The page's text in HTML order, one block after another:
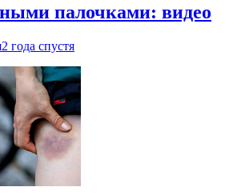
палочками: видео
2 года спустя